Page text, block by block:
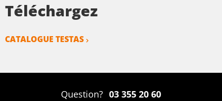
Téléchargez
CATALOGUE TESTAS
Question? 03 355 20 60